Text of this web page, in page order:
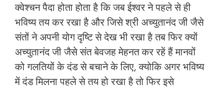
क्वेश्चन पैदा होता होता है कि जब ईश्वर ने पहले से ही
भविष्य तय कर रखा है और जिसे श्री अच्युतानंद जी जैसे
संतों ने अपनी योग दृष्टि से देख भी रखा है तब फिर क्यों
अच्युतानंद जी जैसे संत बेवजह मेहनत कर रहें हैं मानवों
को गलतियों के दंड से बचाने के लिए, क्योकि अगर भविष्य
में दंड मिलना पहले से तय हो रखा है तो फिर इसे